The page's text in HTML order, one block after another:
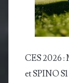
CES 2026
et SPINO